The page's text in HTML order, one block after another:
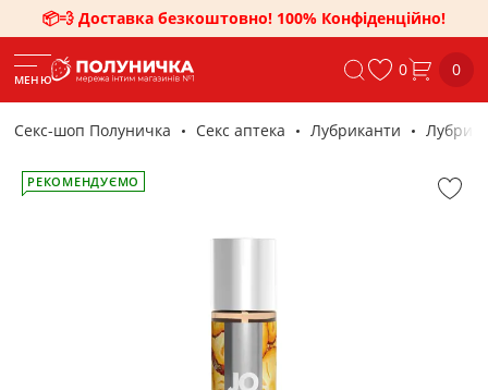
📦💨 Доставка безкоштовно! 100% Конфіденційно!
МЕНЮ 0 0
Секс-шоп Полуничка Секс аптека Лубриканти
РЕКОМЕНДУЄМО